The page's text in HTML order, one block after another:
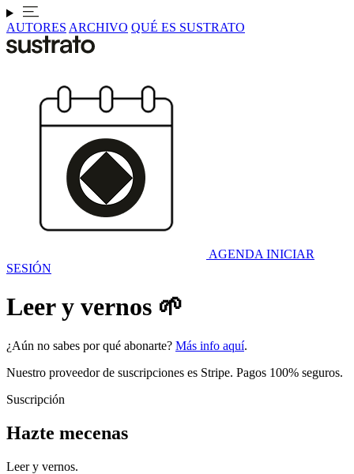
AUTORES ARCHIVO QUÉ ES SUSTRATO
AGENDA INICIAR
SESIÓN
Leer y vernos 🌱
¿Aún no sabes por qué abonarte? Más info aquí.
Nuestro proveedor de suscripciones es Stripe. Pagos 100% seguros.
Suscripción
Hazte mecenas
Leer y vernos.